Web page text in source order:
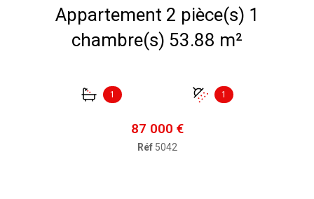
Appartement 2 pièce(s) 1
chambre(s) 53.88 m²
1 1
87 000 €
Réf 5042